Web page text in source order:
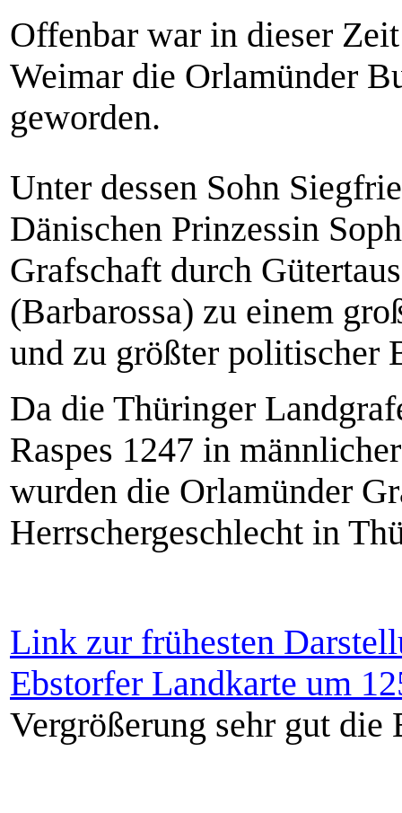
Offenbar war in dieser
Weimar die Orlamünder
geworden.
Unter dessen Sohn
Dänischen Prinzessin
Grafschaft durch
(Barbarossa) zu einem
und zu größter politischer
Da die Thüringer
Raspes 1247 in
wurden die Orlamünder
Herrschergeschlecht in
Link zur frühesten
Ebstorfer Landkarte um
Vergrößerung sehr gut die